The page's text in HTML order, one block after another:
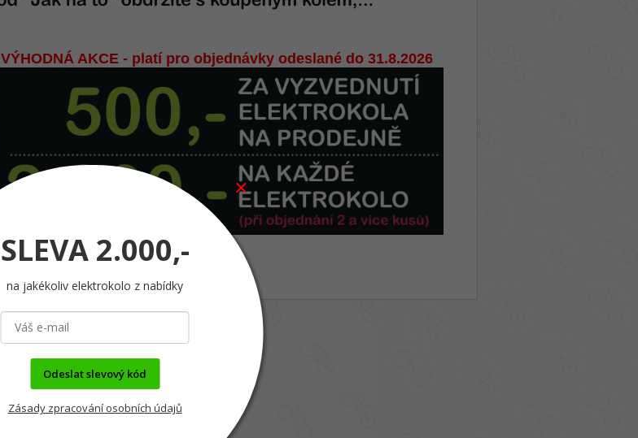
VÝHODNÁ AKCE - platí pro objednávky odeslané do 31.8.2026
SLEVA 2.000,-
na jakékoliv elektrokolo z nabídky
Odeslat slevový kód
Zásady zpracování osobních údajů